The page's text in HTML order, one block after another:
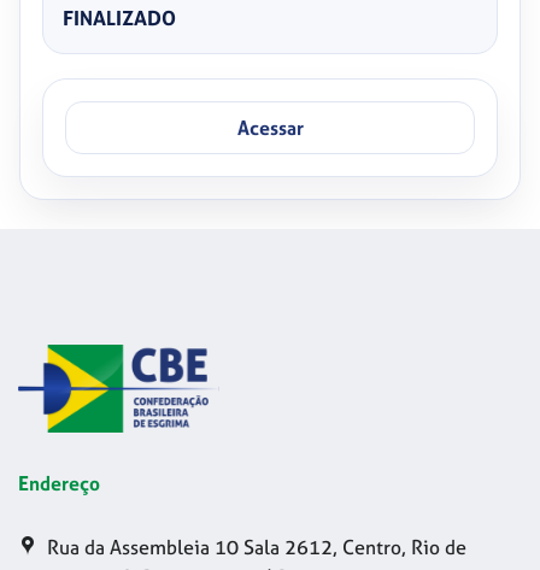
FINALIZADO
Acessar
Endereço
Rua da Assembleia 10 Sala 2612, Centro, Rio de